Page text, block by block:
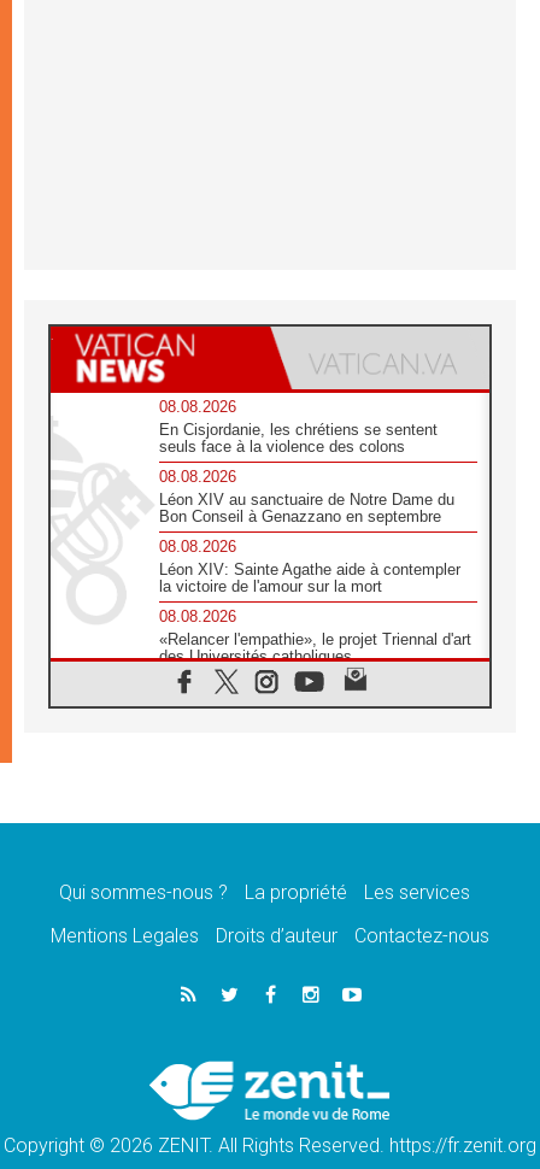
08.08.2026
En Cisjordanie, les chrétiens se sentent
seuls face à la violence des colons
08.08.2026
Léon XIV au sanctuaire de Notre Dame du
Bon Conseil à Genazzano en septembre
08.08.2026
Léon XIV: Sainte Agathe aide à contempler
la victoire de l'amour sur la mort
08.08.2026
«Relancer l'empathie», le projet Triennal d'art
des Universités catholiques
08.08.2026
Signis 2026, donner la parole aux religieuses
07.08.2026
07.08.2026
de l'Assomption et mémoire nationale
«La paix commence par l'empathie» estime
le cardinal Parolin
En Colombie, «la paix ne s'achète pas avec
une signature»
Qui sommes-nous ? La propriété
Les services
Mentions Legales
Droits d’auteur Contactez-nous
Copyright © 2026 ZENIT. All Rights Reserved. https://fr.zenit.org